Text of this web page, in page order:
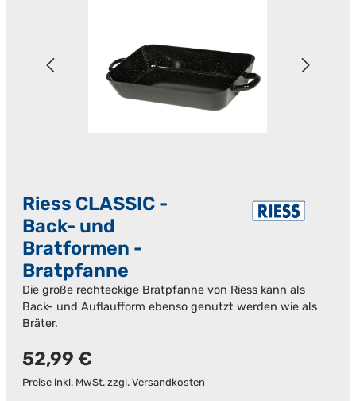
Riess CLASSIC -
Back- und
Bratformen -
Bratpfanne
Die große rechteckige Bratpfanne von Riess kann als
Back- und Auflaufform ebenso genutzt werden wie als
Bräter.
Regulärer Preis:
52,99 €
Preise inkl. MwSt. zzgl. Versandkosten